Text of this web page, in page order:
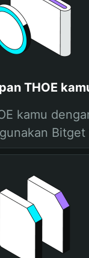
THOE
kamu
Bitget